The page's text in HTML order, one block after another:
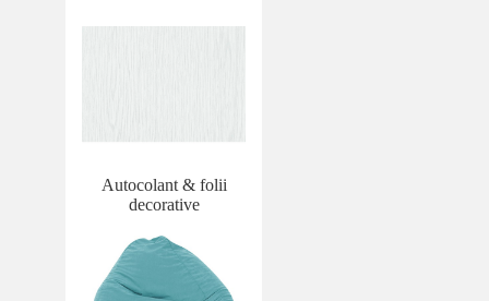
Autocolant & folii
decorative